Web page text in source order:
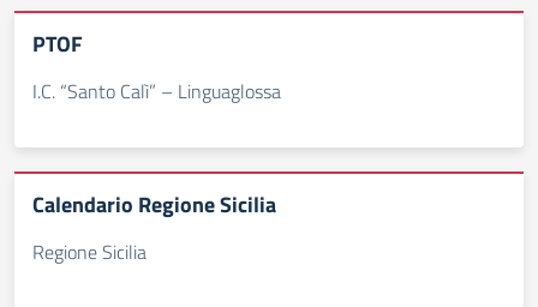
PTOF
I.C. “Santo Calì” – Linguaglossa
Calendario Regione Sicilia
Regione Sicilia